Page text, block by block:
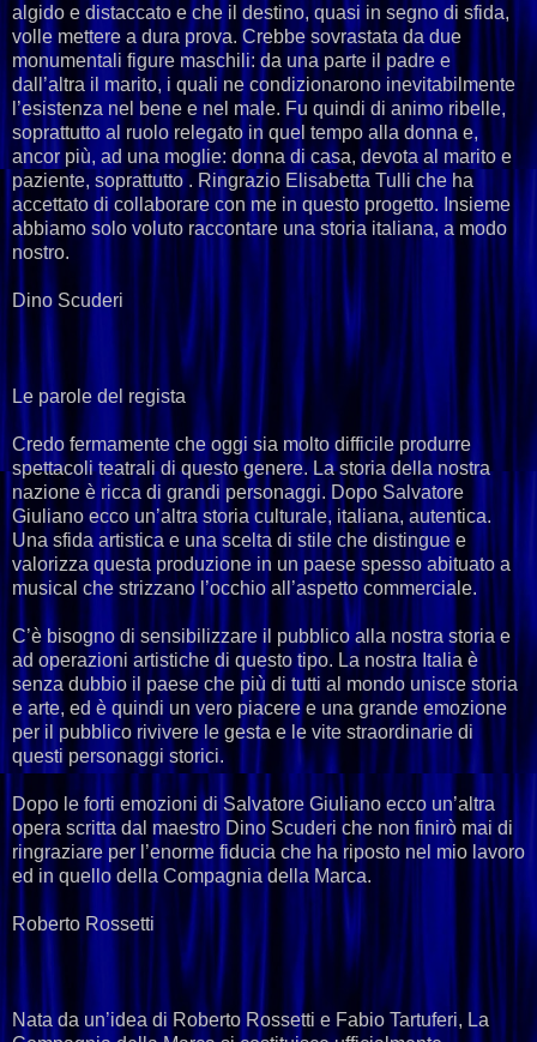
algido e distaccato e che il destino, quasi in segno di sfida,
volle mettere a dura prova. Crebbe sovrastata da due
monumentali figure maschili: da una parte il padre e
dall’altra il marito, i quali ne condizionarono inevitabilmente
l’esistenza nel bene e nel male. Fu quindi di animo ribelle,
soprattutto al ruolo relegato in quel tempo alla donna e,
ancor più, ad una moglie: donna di casa, devota al marito e
paziente, soprattutto . Ringrazio Elisabetta Tulli che ha
accettato di collaborare con me in questo progetto. Insieme
abbiamo solo voluto raccontare una storia italiana, a modo
nostro.
Dino Scuderi
Le parole del regista
Credo fermamente che oggi sia molto difficile produrre
spettacoli teatrali di questo genere. La storia della nostra
nazione è ricca di grandi personaggi. Dopo Salvatore
Giuliano ecco un’altra storia culturale, italiana, autentica.
Una sfida artistica e una scelta di stile che distingue e
valorizza questa produzione in un paese spesso abituato a
musical che strizzano l’occhio all’aspetto commerciale.
C’è bisogno di sensibilizzare il pubblico alla nostra storia e
ad operazioni artistiche di questo tipo. La nostra Italia è
senza dubbio il paese che più di tutti al mondo unisce storia
e arte, ed è quindi un vero piacere e una grande emozione
per il pubblico rivivere le gesta e le vite straordinarie di
questi personaggi storici.
Dopo le forti emozioni di Salvatore Giuliano ecco un’altra
opera scritta dal maestro Dino Scuderi che non finirò mai di
ringraziare per l’enorme fiducia che ha riposto nel mio lavoro
ed in quello della Compagnia della Marca.
Roberto Rossetti
Nata da un’idea di Roberto Rossetti e Fabio Tartuferi, La